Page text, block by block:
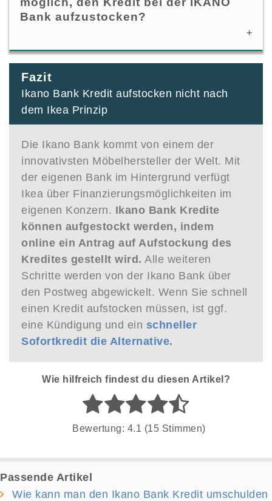
SCHUFA Anfrage gemacht. Die Ikano Bank bietet
keineKredite„ohne SCHUFA
Bank aufzustocken?
Das kommt auf Ihre Einträge an. Wenn Sie kein
Risiko eingehen wollen, prüfen Sie vorher Ihre
Schufa bei der Auskunftei
Fazit
Ikano Bank Kredit aufstocken nicht nach
dem Ikea Prinzip
Die Ikano Bank kommt von einem der
innovativsten Möbelhersteller der Welt. Mit
der eigenen Bank im Hintergrund verfügt
Ikea über Finanzierungsmöglichkeiten im
eigenen Konzern. Ikano Bank Kredite
können aufgestockt werden, indem
online ein Antrag auf Aufstockung des
Kredites gestellt wird. Alle weiteren
Schritte werden von der Ikano Bank über
den Postweg abgewickelt. Wenn Sie schnell
einen Kredit aufstocken müssen, ist ggf.
eine Kündigung und ein schneller
Sofortkredit die Alternative.
Wie hilfreich findest du diesen Artikel?
Bewertung: 4.1 (15 Stimmen)
Passende Artikel
Wie kann man den Ikano Bank Kredit umschulden